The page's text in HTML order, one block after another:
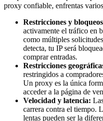
proxy confiable, enfrentas
Restricciones y
activamente el tráfico en
como múltiples
detecta, tu IP será
comprar entradas.
Restricciones
restringidos a
Un proxy es la única
acceder a la página de
Velocidad y latencia:
carrera contra el tiempo.
lentas pueden ser la